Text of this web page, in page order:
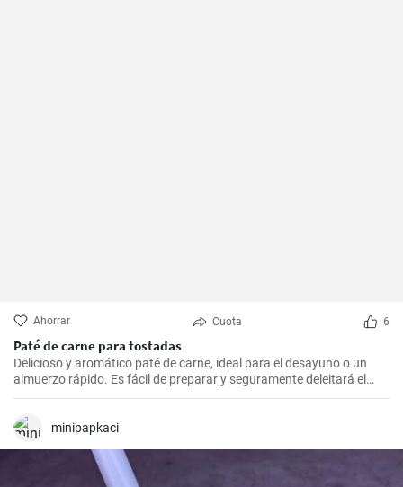
Ahorrar Cuota 6
Paté de carne para tostadas
Delicioso y aromático paté de carne, ideal para el desayuno o un
almuerzo rápido. Es fácil de preparar y seguramente deleitará el
paladar de todos los amantes de la carne.
minipapkaci